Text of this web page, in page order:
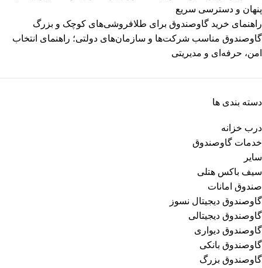
پنهان و دسترسی سریع
راهنمای خرید گاوصندوق برای طلافروشی‌های کوچک و بزرگ
گاوصندوق مناسب شرکت‌ها و سازمان‌های دولتی؛ راهنمای انتخاب
امن، حرفه‌ای و مدیریتی
دسته بندی ها
درب خزانه
خدمات گاوصندوق
سایر
سیف باکس هتلی
صندوق امانات
گاوصندوق دیجیتال نسوز
گاوصندوق دیجیتالی
گاوصندوق دیواری
گاوصندوق بانکی
گاوصندوق بزرگ